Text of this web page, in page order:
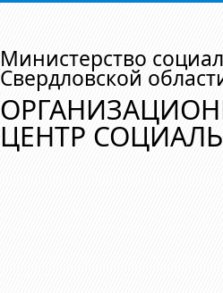
Министерство
Свердловской
ЦЕНТР